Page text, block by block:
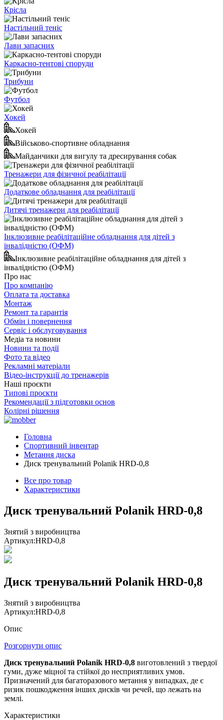
Крісла
Настільний теніс
Лави запасних
Каркасно-тентові споруди
Трибуни
Футбол
Хокей
Хокей
Військово-спортивне обладнання
Майданчики для вигулу та дресирування собак
Тренажери для фізичної реабілітації
Додаткове обладнання для реабілітації
Дитячі тренажери для реабілітації
Інклюзивне реабілітаційне обладнання для дітей з
інвалідністю (ОФМ)
Інклюзивне реабілітаційне обладнання для дітей з
інвалідністю (ОФМ)
Про нас
Про компанію
Оплата та доставка
Монтаж
Ремонт та гарантія
Обмін і повернення
Сервіс і обслуговування
Медіа та новини
Новини та події
Фото та відео
Рекламні матеріали
Відео-інструкції до тренажерів
Наші проєкти
Типові проєкти
Рекомендації з підготовки основ
Колірні рішення
Головна
Спортивний інвентар
Метання диска
Диск тренувальний Polanik HRD-0,8
Все про товар
Характеристики
Диск тренувальний Polanik HRD-0,8
Знятий з виробництва
Артикул:HRD-0,8
Диск тренувальний Polanik HRD-0,8
Знятий з виробництва
Артикул:HRD-0,8
Опис
Розгорнути опис
Диск тренувальний Polanik HRD-0,8 виготовлений з твердої
гуми, дуже міцної та стійкої до несприятливих умов.
Призначений для багаторазового метання у випадках, де є
ризик пошкодження інших дисків чи речей, що лежать на
землі.
Характеристики